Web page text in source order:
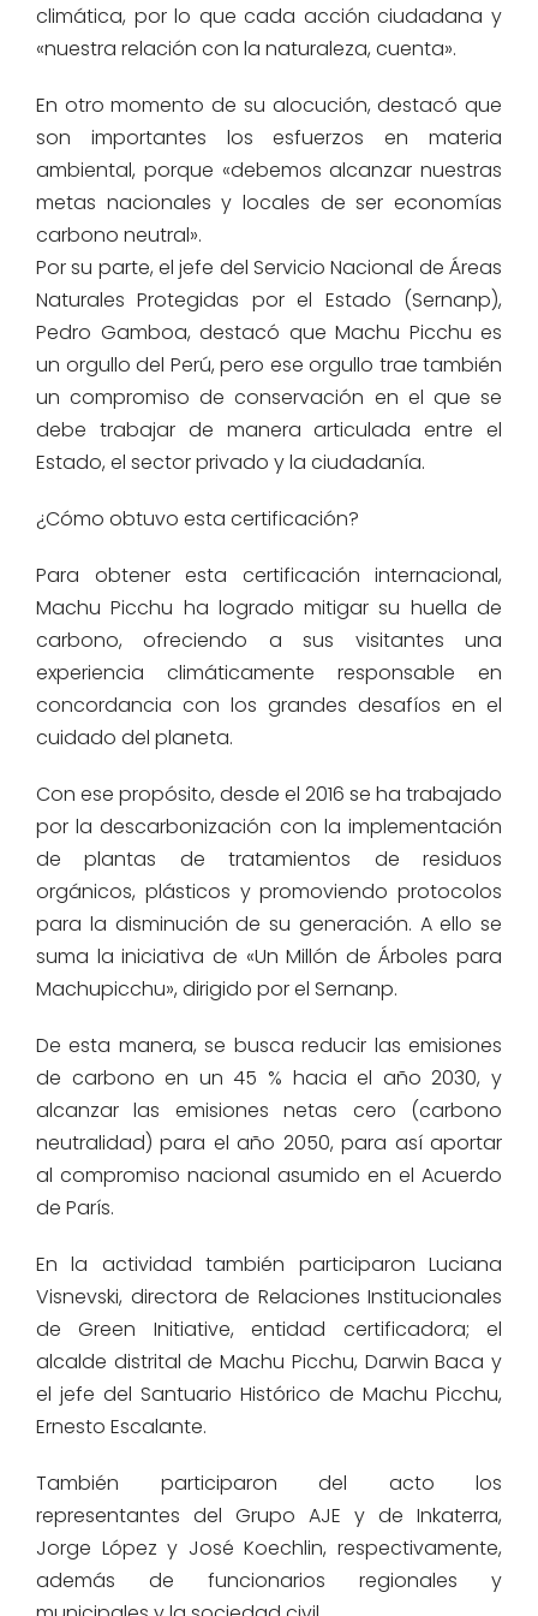
climática, por lo que cada acción ciudadana y
«nuestra relación con la naturaleza, cuenta».
En otro momento de su alocución, destacó que
son importantes los esfuerzos en materia
ambiental, porque «debemos alcanzar nuestras
metas nacionales y locales de ser economías
carbono neutral».
Por su parte, el jefe del Servicio Nacional de Áreas
Naturales Protegidas por el Estado (Sernanp),
Pedro Gamboa, destacó que Machu Picchu es
un orgullo del Perú, pero ese orgullo trae también
un compromiso de conservación en el que se
debe trabajar de manera articulada entre el
Estado, el sector privado y la ciudadanía.
¿Cómo obtuvo esta certificación?
Para obtener esta certificación internacional,
Machu Picchu ha logrado mitigar su huella de
carbono, ofreciendo a sus visitantes una
experiencia climáticamente responsable en
concordancia con los grandes desafíos en el
cuidado del planeta.
Con ese propósito, desde el 2016 se ha trabajado
por la descarbonización con la implementación
de plantas de tratamientos de residuos
orgánicos, plásticos y promoviendo protocolos
para la disminución de su generación. A ello se
suma la iniciativa de «Un Millón de Árboles para
Machupicchu», dirigido por el Sernanp.
De esta manera, se busca reducir las emisiones
de carbono en un 45 % hacia el año 2030, y
alcanzar las emisiones netas cero (carbono
neutralidad) para el año 2050, para así aportar
al compromiso nacional asumido en el Acuerdo
de París.
En la actividad también participaron Luciana
Visnevski, directora de Relaciones Institucionales
de Green Initiative, entidad certificadora; el
alcalde distrital de Machu Picchu, Darwin Baca y
el jefe del Santuario Histórico de Machu Picchu,
Ernesto Escalante.
También participaron del acto los
representantes del Grupo AJE y de Inkaterra,
Jorge López y José Koechlin, respectivamente,
además de funcionarios regionales y